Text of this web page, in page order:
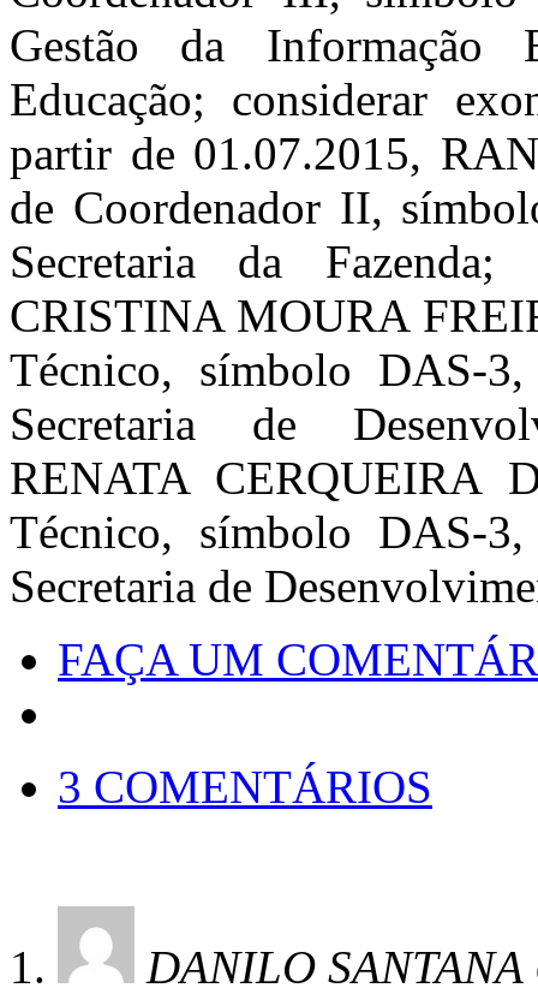
Gestão da Informação
Educação; considerar
partir de 01.07.2015,
de Coordenador II,
Secretaria da
CRISTINA MOURA
Técnico, símbolo DAS-
Secretaria de
RENATA CERQUEIRA
Técnico, símbolo DAS-
Secretaria de
FAÇA UM
3 COMENTÁRIOS
DANILO SANTANA